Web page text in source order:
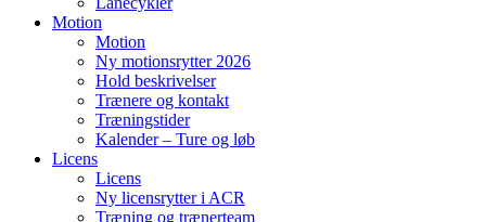
Motion
Motion
Ny motionsrytter 2026
Hold beskrivelser
Trænere og kontakt
Træningstider
Kalender – Ture og løb
Licens
Licens
Ny licensrytter i ACR
Træning og trænerteam